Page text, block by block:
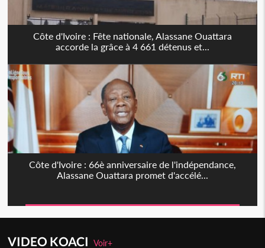
Côte d'Ivoire : Fête nationale, Alassane Ouattara
accorde la grâce à 4 661 détenus et...
Côte d'Ivoire : 66è anniversaire de l'indépendance,
Alassane Ouattara promet d'accélé...
VIDEO KOACIVoir+